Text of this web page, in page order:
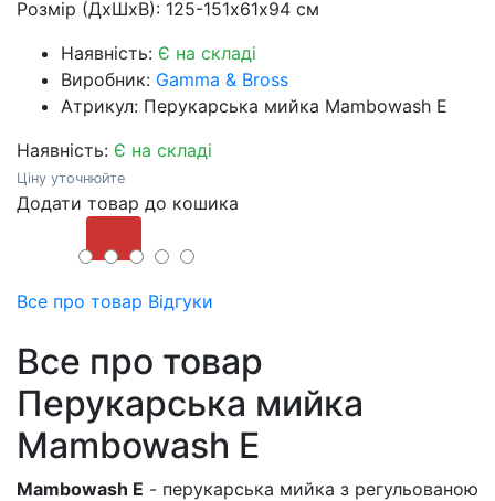
Розмір (ДхШхВ): 125-151х61х94 см
Наявність: Є на складі
Виробник: Gamma & Bross
Атрикул: Перукарська мийка Mambowash E
Наявність: Є на складі
Ціну уточнюйте
Додати товар до кошика
Все про товар Відгуки
Все про товар
Перукарська мийка
Mambowash E
Mambowash E - перукарська мийка з регульованою